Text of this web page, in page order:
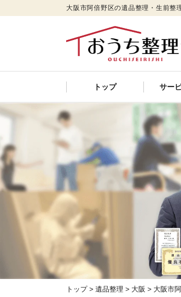
大阪市阿倍野区の遺品整理・生前整
トップ サー
遺品整理 特
トップ 遺品整理 大阪 大阪市